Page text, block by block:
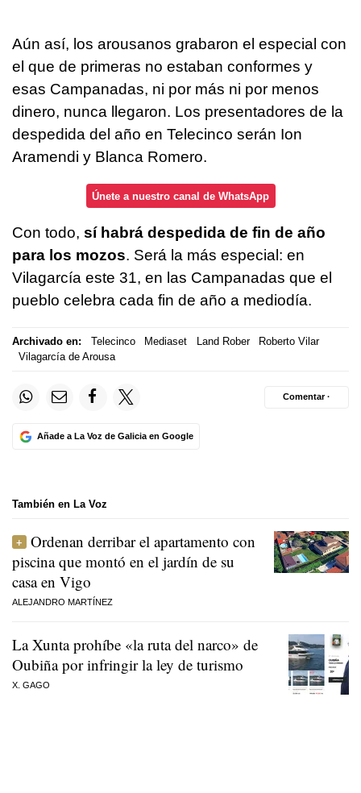
Aún así, los arousanos grabaron el especial con
el que de primeras no estaban conformes y
esas Campanadas, ni por más ni por menos
dinero, nunca llegaron. Los presentadores de la
despedida del año en Telecinco serán Ion
Aramendi y Blanca Romero.
Únete a nuestro canal de WhatsApp
Con todo, sí habrá despedida de fin de año
para los mozos. Será la más especial: en
Vilagarcía este 31, en las Campanadas que el
pueblo celebra cada fin de año a mediodía.
Archivado en: Telecinco Mediaset Land Rober
Roberto Vilar
Vilagarcía de Arousa
Añade a La Voz de Galicia en Google
Comentar ·
También en La Voz
Ordenan derribar el apartamento con
piscina que montó en el jardín de su
casa en Vigo
ALEJANDRO MARTÍNEZ
La Xunta prohíbe «la ruta del narco» de
Oubiña por infringir la ley de turismo
X. GAGO